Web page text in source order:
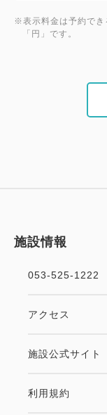
※表示料金は予約でき
「円」です。
施設情報
053-525-1222
アクセス
施設公式サイト
利用規約